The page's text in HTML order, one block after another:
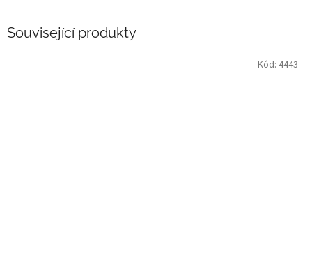
Související produkty
Kód: 4443